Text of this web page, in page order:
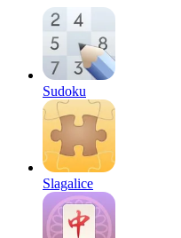
Sudoku
Slagalice